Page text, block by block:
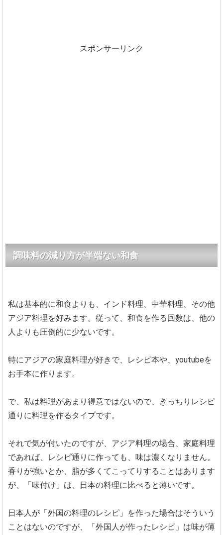
スポンサーリンク
調味料の減り方が半端ない和食
私は基本的に和食よりも、インド料理、中華料理、その他
アジア料理を好みます。従って、和食を作る回数は、他の
人よりも圧倒的に少ないです。
特にアジアの家庭料理が好きで、レシピ本や、youtubeを
お手本に作ります。
で、私は料理があまり得意ではないので、きっちりレシピ
通りに料理を作るタイプです。
それで気が付いたのですが、アジア料理の場合、家庭料理
であれば、レシピ通りに作っても、味は濃くなりません。
香りが強いとか、脂が多くてこってりすることはあります
が、「味付け」は、日本の料理に比べると薄いです。
日本人が「外国の料理のレシピ」を作った場合はそういう
ことはないのですが、「外国人が作ったレシピ」は味が薄